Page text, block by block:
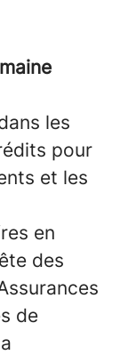
les
pour
et les
en
des
de